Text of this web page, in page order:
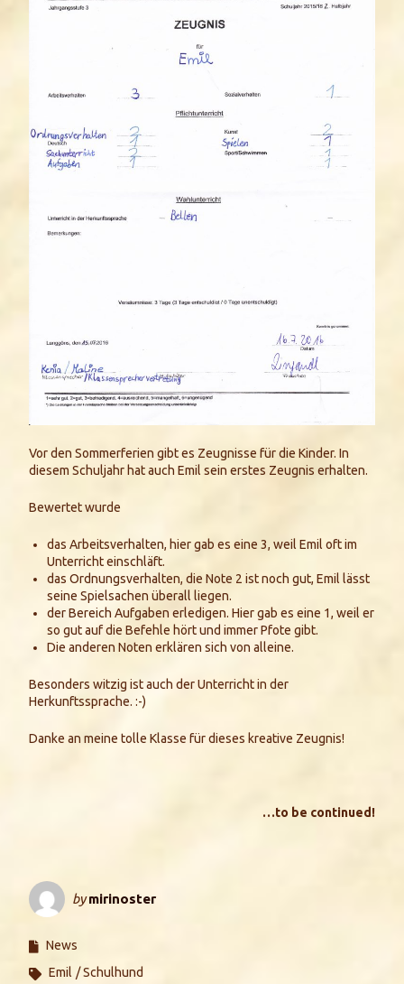
Vor den Sommerferien gibt es Zeugnisse für die Kinder. In
diesem Schuljahr hat auch Emil sein erstes Zeugnis erhalten.
Bewertet wurde
das Arbeitsverhalten, hier gab es eine 3, weil Emil oft im
Unterricht einschläft.
das Ordnungsverhalten, die Note 2 ist noch gut, Emil lässt
seine Spielsachen überall liegen.
der Bereich Aufgaben erledigen. Hier gab es eine 1, weil er
so gut auf die Befehle hört und immer Pfote gibt.
Die anderen Noten erklären sich von alleine.
Besonders witzig ist auch der Unterricht in der
Herkunftssprache. :-)
Danke an meine tolle Klasse für dieses kreative Zeugnis!
…to be continued!
bymirinoster
News
Emil
Schulhund